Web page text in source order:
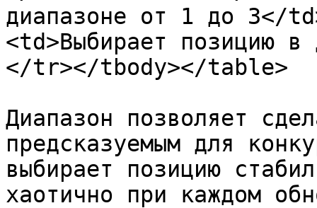
диапазоне от 1 до 3</
<td>Выбирает позицию
</tr></tbody></table>
Диапазон позволяет
предсказуемым для
выбирает позицию
хаотично при каждом